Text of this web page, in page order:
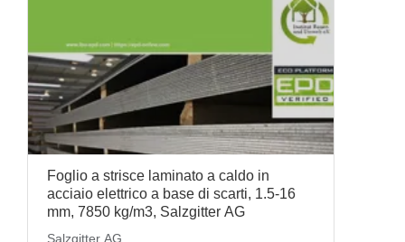
Foglio a strisce laminato a caldo in
acciaio elettrico a base di scarti, 1.5-16
mm, 7850 kg/m3, Salzgitter AG
Salzgitter AG